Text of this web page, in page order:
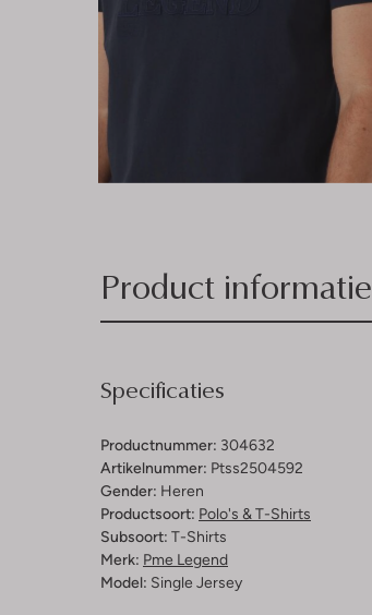
Product informatie
Specificaties
Productnummer: 304632
Artikelnummer: Ptss2504592
Gender: Heren
Productsoort: Polo's & T-Shirts
Subsoort: T-Shirts
Merk: Pme Legend
Model: Single Jersey